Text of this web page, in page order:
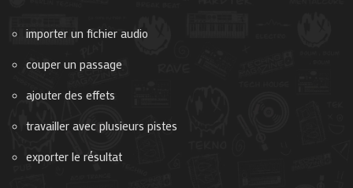
importer un fichier audio
couper un passage
ajouter des effets
travailler avec plusieurs pistes
exporter le résultat